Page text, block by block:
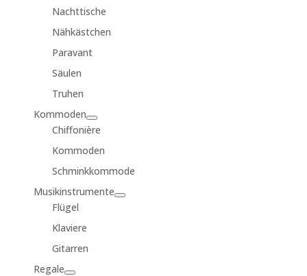
Nachttische
Nähkästchen
Paravant
Säulen
Truhen
Kommoden
Chiffonière
Kommoden
Schminkkommode
Musikinstrumente
Flügel
Klaviere
Gitarren
Regale